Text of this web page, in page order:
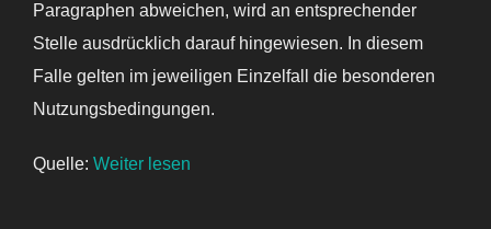
Paragraphen abweichen, wird an entsprechender
Stelle ausdrücklich darauf hingewiesen. In diesem
Falle gelten im jeweiligen Einzelfall die besonderen
Nutzungsbedingungen.
Quelle: Weiter lesen